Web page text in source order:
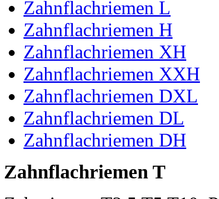
Zahnflachriemen L
Zahnflachriemen H
Zahnflachriemen XH
Zahnflachriemen XXH
Zahnflachriemen DXL
Zahnflachriemen DL
Zahnflachriemen DH
Zahnflachriemen T